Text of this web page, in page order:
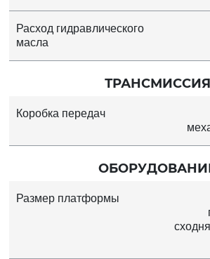
Расход гидравлического
масла
ТРАНСМИССИЯ
Коробка передач
Размер платформы